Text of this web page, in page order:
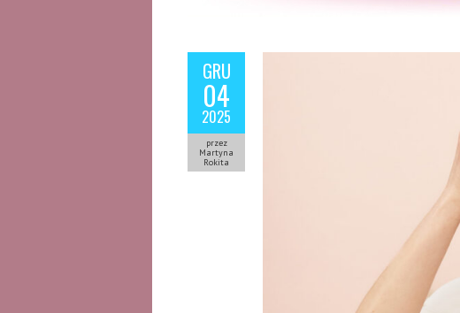
GRU
04
2025
przez
Martyna
Rokita